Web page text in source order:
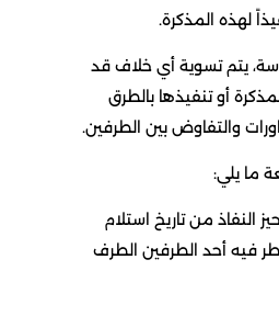
لهذه المذكرة.
يتم تسوية أي خلاف قد
أو تنفيذها بالطرق
والتفاوض بين الطرفين.
ما يلي:
النفاذ من تاريخ استلام
فيه أحد الطرفين الطرف